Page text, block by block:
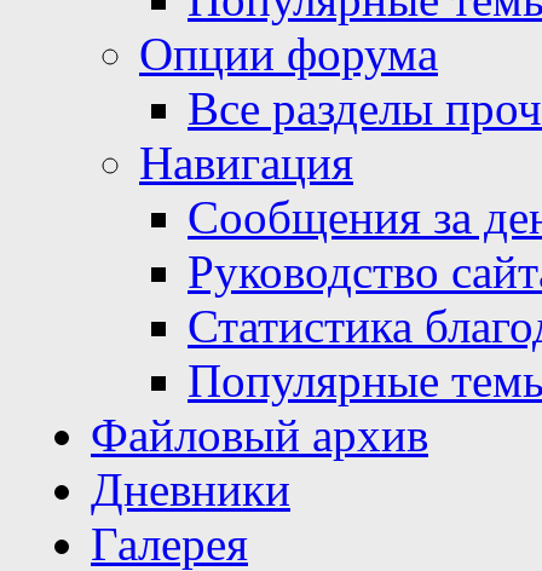
Опции форума
Все разделы
Навигация
Сообщения за
Руководство
Статистика
Популярные
Файловый архив
Дневники
Галерея